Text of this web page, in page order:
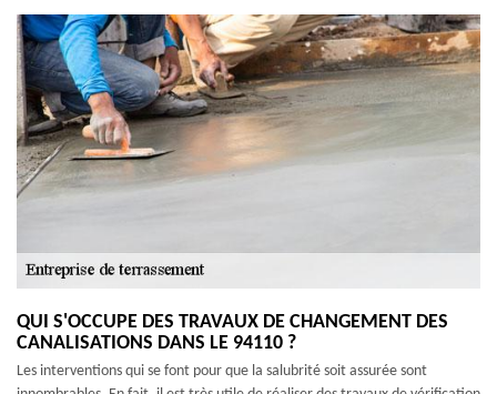
QUI S'OCCUPE DES TRAVAUX DE CHANGEMENT DES
CANALISATIONS DANS LE 94110 ?
Les interventions qui se font pour que la salubrité soit assurée sont